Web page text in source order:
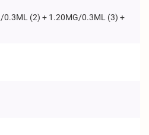
(2) + 1.20MG/0.3ML (3) +